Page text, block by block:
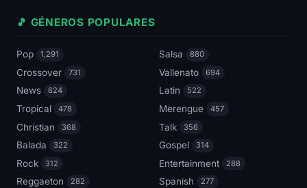
🎵 GÉNEROS POPULARES
Pop 1,291 Salsa 880
Crossover 731 Vallenato 694
News 624 Latin 522
Tropical 478 Merengue 457
Christian 368 Talk 356
Balada 322 Gospel 314
Rock 312 Entertainment 288
Reggaeton 282 Spanish 277